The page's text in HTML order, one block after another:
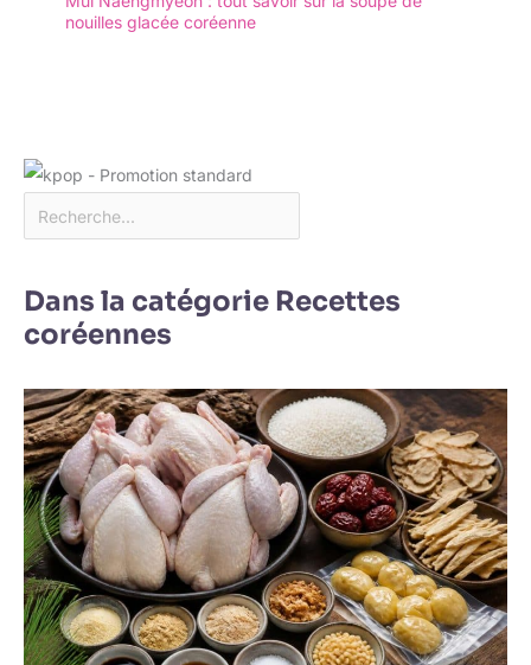
décorations de mariage,
nouilles glacée coréenne
Dans la catégorie Recettes
coréennes